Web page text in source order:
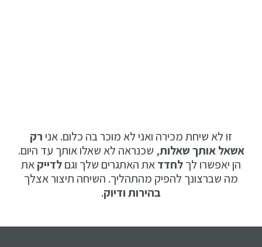
זו לא שיחת מכירה ואני לא מוכר בה כלום. אנירק
אשאל אותך שאלות, שכנראה לא שאלו אותך עד היום.
הן יאפשרו לךלחדדאת האתגרים שלך וגםלדייקאת
מה שברצונך להפיק מהתהליך. השיחה תיצור אצלך
בהירות ודיוק.